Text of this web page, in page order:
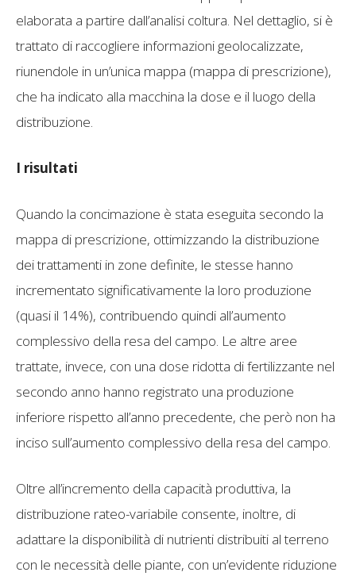
elaborata a partire dall’analisi coltura. Nel dettaglio, si è
trattato di raccogliere informazioni geolocalizzate,
riunendole in un’unica mappa (mappa di prescrizione),
che ha indicato alla macchina la dose e il luogo della
distribuzione.
I risultati
Quando la concimazione è stata eseguita secondo la
mappa di prescrizione, ottimizzando la distribuzione
dei trattamenti in zone definite, le stesse hanno
incrementato significativamente la loro produzione
(quasi il 14%), contribuendo quindi all’aumento
complessivo della resa del campo. Le altre aree
trattate, invece, con una dose ridotta di fertilizzante nel
secondo anno hanno registrato una produzione
inferiore rispetto all’anno precedente, che però non ha
inciso sull’aumento complessivo della resa del campo.
Oltre all’incremento della capacità produttiva, la
distribuzione rateo-variabile consente, inoltre, di
adattare la disponibilità di nutrienti distribuiti al terreno
con le necessità delle piante, con un’evidente riduzione